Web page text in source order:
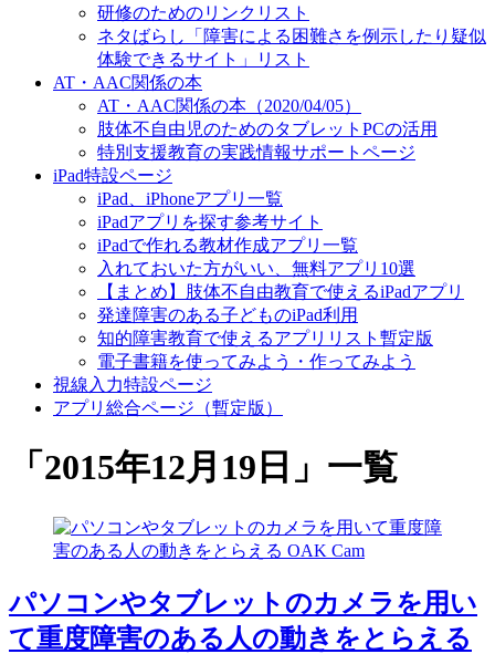
研修のためのリンクリスト
ネタばらし「障害による困難さを例示したり疑似
体験できるサイト」リスト
AT・AAC関係の本
AT・AAC関係の本（2020/04/05）
肢体不自由児のためのタブレットPCの活用
特別支援教育の実践情報サポートページ
iPad特設ページ
iPad、iPhoneアプリ一覧
iPadアプリを探す参考サイト
iPadで作れる教材作成アプリ一覧
入れておいた方がいい、無料アプリ10選
【まとめ】肢体不自由教育で使えるiPadアプリ
発達障害のある子どものiPad利用
知的障害教育で使えるアプリリスト暫定版
電子書籍を使ってみよう・作ってみよう
視線入力特設ページ
アプリ総合ページ（暫定版）
「 2015年12月19日 」 一覧
パソコンやタブレットのカメラを用い
て重度障害のある人の動きをとらえる